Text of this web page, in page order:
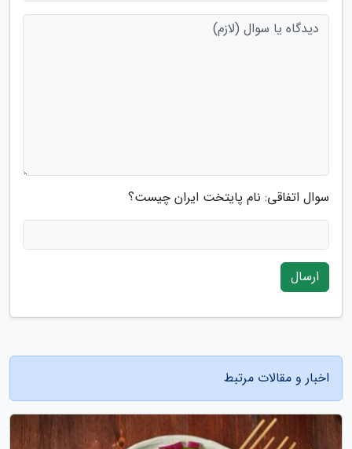
سوال اتفاقی: نام پایتخت ایران چیست؟
ارسال
اخبار و مقالات مرتبط